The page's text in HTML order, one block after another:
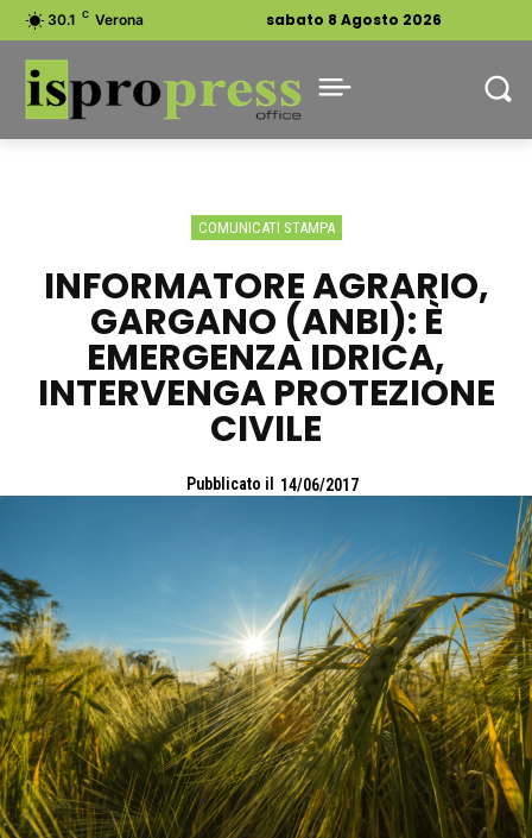
30.1 C Verona sabato 8 Agosto 2026
COMUNICATI STAMPA
INFORMATORE AGRARIO,
GARGANO (ANBI): È
EMERGENZA IDRICA,
INTERVENGA PROTEZIONE
CIVILE
Pubblicato il 14/06/2017